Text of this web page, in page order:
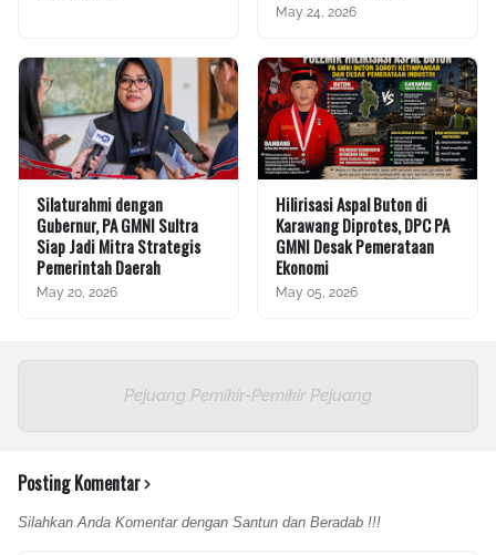
May 24, 2026
Silaturahmi dengan
Gubernur, PA GMNI Sultra
Siap Jadi Mitra Strategis
Pemerintah Daerah
May 20, 2026
Hilirisasi Aspal Buton di
Karawang Diprotes, DPC PA
GMNI Desak Pemerataan
Ekonomi
May 05, 2026
Pejuang Pemikir-Pemikir Pejuang
Posting Komentar
Silahkan Anda Komentar dengan Santun dan Beradab !!!